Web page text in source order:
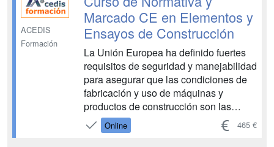
Auditor...
ACEDIS
Formación
Marcado CE en Elementos y
Ensayos de Construcción
La Unión Europea ha definido fuertes
requisitos de seguridad y manejabilidad
para asegurar que las condiciones de
fabricación y uso de máquinas y
productos de construcción son las
correctas; y, por tanto, la
reglamentación técnica vigente cambia
Online 465 €